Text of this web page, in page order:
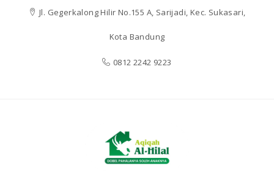
Jl. Gegerkalong Hilir No.155 A, Sarijadi, Kec. Sukasari,
Kota Bandung
0812 2242 9223